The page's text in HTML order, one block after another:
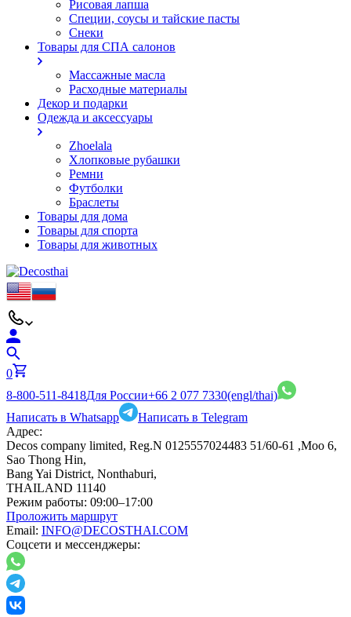
Рисовая лапша
Специи, соусы и тайские пасты
Снеки
Товары для СПА салонов
Массажные масла
Расходные материалы
Декор и подарки
Одежда и аксессуары
Zhoelala
Хлопковые рубашки
Ремни
Футболки
Браслеты
Товары для дома
Товары для спорта
Товары для животных
0
8-800-511-8418Для России+66 2 077 7330(engl/thai)
Написать в Whatsapp
Написать в Telegram
Адрес:
Decos company limited, Reg.N 0125557024483 51/60-61 ,Moo 6,
Sao Thong Hin,
Bang Yai District, Nonthaburi,
THAILAND 11140
Режим работы: 09:00–17:00
Проложить маршрут
Email: INFO@DECOSTHAI.COM
Соцсети и мессенджеры: